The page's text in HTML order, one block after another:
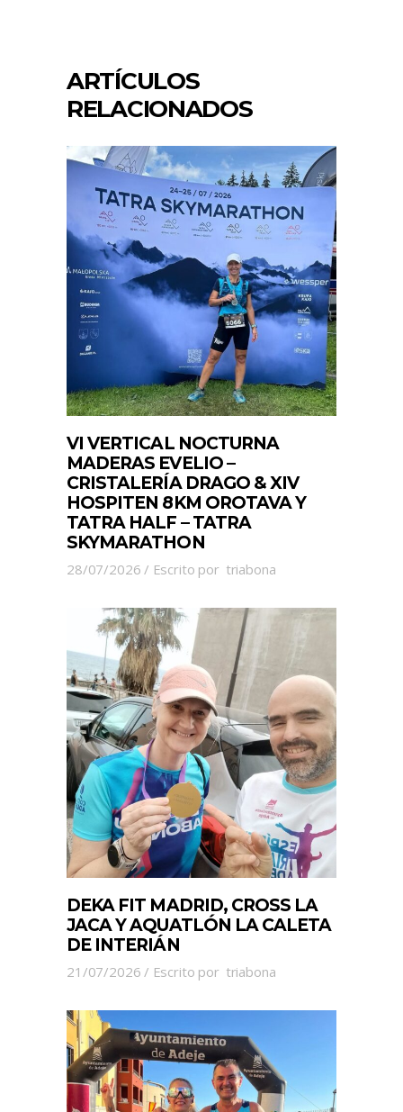
ARTÍCULOS
RELACIONADOS
VI VERTICAL NOCTURNA
MADERAS EVELIO –
CRISTALERÍA DRAGO & XIV
HOSPITEN 8KM OROTAVA Y
TATRA HALF – TATRA
SKYMARATHON
28/07/2026 Escrito por triabona
DEKA FIT MADRID, CROSS LA
JACA Y AQUATLÓN LA CALETA
DE INTERIÁN
21/07/2026 Escrito por triabona